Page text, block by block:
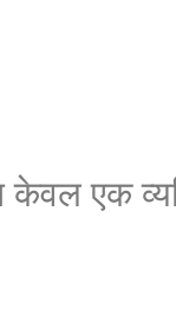
केवल एक